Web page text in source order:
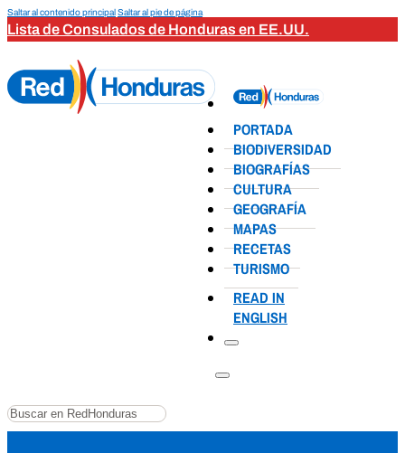
Saltar al contenido principalSaltar al pie de página
Lista de Consulados de Honduras en EE.UU.
PORTADA
BIODIVERSIDAD
BIOGRAFÍAS
CULTURA
GEOGRAFÍA
MAPAS
RECETAS
TURISMO
READ IN
ENGLISH
Buscar